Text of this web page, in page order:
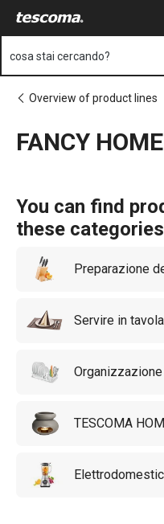
Vai al
cosa stai cercando?
Overview of product lines
FANCY
You can find
these categories
Preparazione
Servire in tavola
TESCOMA